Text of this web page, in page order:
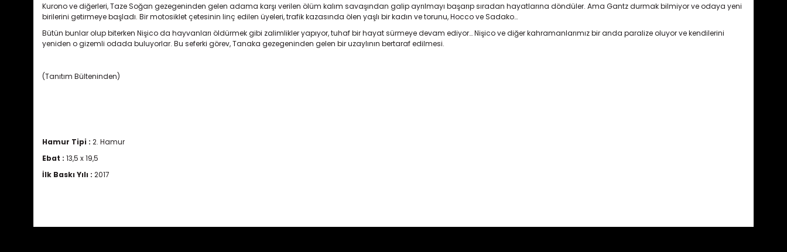
Kurono ve diğerleri, Taze Soğan gezegeninden gelen adama karşı verilen ölüm kalım savaşından galip ayrılmayı başarıp sıradan hayatlarına döndüler. Ama Gantz durmak bilmiyor ve odaya yeni
birilerini getirmeye başladı. Bir motosiklet çetesinin linç edilen üyeleri, trafik kazasında ölen yaşlı bir kadın ve torunu, Hocco ve Sadako…
Bütün bunlar olup biterken Nişico da hayvanları öldürmek gibi zalimlikler yapıyor, tuhaf bir hayat sürmeye devam ediyor… Nişico ve diğer kahramanlarımız bir anda paralize oluyor ve kendilerini
yeniden o gizemli odada buluyorlar. Bu seferki görev, Tanaka gezegeninden gelen bir uzaylının bertaraf edilmesi.
(Tanıtım Bülteninden)
Hamur Tipi : 2. Hamur
Ebat : 13,5 x 19,5
İlk Baskı Yılı : 2017
Görüş ve önerileriniz için teşekkür ederiz.